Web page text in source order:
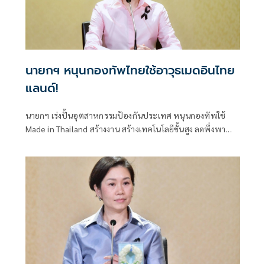
นายกฯ หนุนกองทัพไทยใช้อาวุธเมดอินไทย
แลนด์!
นายกฯ เร่งปั้นอุตสาหกรรมป้องกันประเทศ หนุนกองทัพใช้
Made in Thailand สร้างงาน สร้างเทคโนโลยีขั้นสูง ลดพึ่งพา